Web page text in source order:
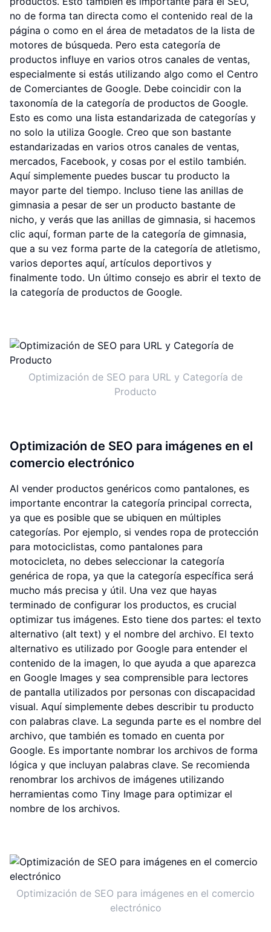
no de forma tan directa como el contenido real de la
página o como en el área de metadatos de la lista de
motores de búsqueda. Pero esta categoría de
productos influye en varios otros canales de ventas,
especialmente si estás utilizando algo como el Centro
de Comerciantes de Google. Debe coincidir con la
taxonomía de la categoría de productos de Google.
Esto es como una lista estandarizada de categorías y
no solo la utiliza Google. Creo que son bastante
estandarizadas en varios otros canales de ventas,
mercados, Facebook, y cosas por el estilo también.
Aquí simplemente puedes buscar tu producto la
mayor parte del tiempo. Incluso tiene las anillas de
gimnasia a pesar de ser un producto bastante de
nicho, y verás que las anillas de gimnasia, si hacemos
clic aquí, forman parte de la categoría de gimnasia,
que a su vez forma parte de la categoría de atletismo,
varios deportes aquí, artículos deportivos y
finalmente todo. Un último consejo es abrir el texto de
la categoría de productos de Google.
Optimización de SEO para URL y Categoría de
Producto
Optimización de SEO para imágenes en el
comercio electrónico
Al vender productos genéricos como pantalones, es
importante encontrar la categoría principal correcta,
ya que es posible que se ubiquen en múltiples
categorías. Por ejemplo, si vendes ropa de protección
para motociclistas, como pantalones para
motocicleta, no debes seleccionar la categoría
genérica de ropa, ya que la categoría específica será
mucho más precisa y útil. Una vez que hayas
terminado de configurar los productos, es crucial
optimizar tus imágenes. Esto tiene dos partes: el texto
alternativo (alt text) y el nombre del archivo. El texto
alternativo es utilizado por Google para entender el
contenido de la imagen, lo que ayuda a que aparezca
en Google Images y sea comprensible para lectores
de pantalla utilizados por personas con discapacidad
visual. Aquí simplemente debes describir tu producto
con palabras clave. La segunda parte es el nombre del
archivo, que también es tomado en cuenta por
Google. Es importante nombrar los archivos de forma
lógica y que incluyan palabras clave. Se recomienda
renombrar los archivos de imágenes utilizando
herramientas como Tiny Image para optimizar el
nombre de los archivos.
Optimización de SEO para imágenes en el comercio
electrónico